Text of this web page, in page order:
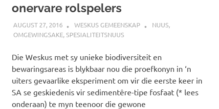
onervare rolspelers
AUGUST 27, 2016 WESKUS GEMEENSKAP NUUS,
OMGEWINGSAKE,SPESIALITEITSNUUS
Die Weskus met sy unieke biodiversiteit en
bewaringsareas is blykbaar nou die proefkonyn in ‘n
uiters gevaarlike eksperiment om vir die eerste keer in
SA se geskiedenis vir sedimentêre-tipe fosfaat (* lees
onderaan) te myn teenoor die gewone